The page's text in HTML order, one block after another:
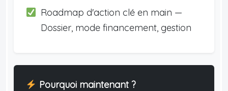
Roadmap d'action clé en main —
Dossier, mode financement, gestion
Pourquoi maintenant ?